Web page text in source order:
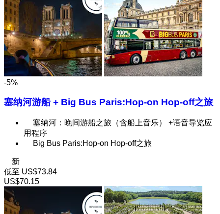
-5%
塞纳河游船 + Big Bus Paris:Hop-on Hop-off之旅
塞纳河：晚间游船之旅（含船上音乐） +语音导览应
用程序
Big Bus Paris:Hop-on Hop-off之旅
新
低至 US$73.84
US$70.15